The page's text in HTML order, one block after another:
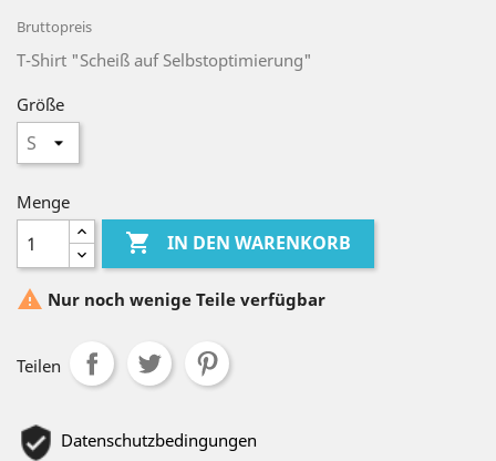
Bruttopreis
T-Shirt "Scheiß auf Selbstoptimierung"
Größe
Menge
 IN DEN WARENKORB
 Nur noch wenige Teile verfügbar
Teilen
Datenschutzbedingungen